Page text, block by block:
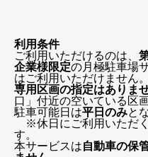
利用条件
ご利用いただけるのは、
企業様限定の月極駐車場
はご利用いただけません。
専用区画の指定はありま
口」付近の空いている区
駐車可能日は平日のみと
※休日にご利用いただく
す。
本サービスは自動車の保